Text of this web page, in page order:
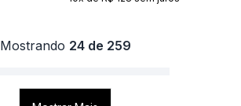
Mostrando 24 de 259